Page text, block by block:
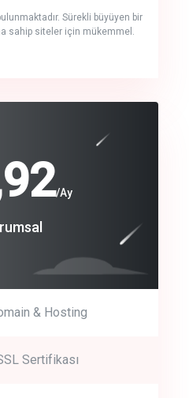
Sürekli büyüyen bir
sahip siteler için mükemmel.
costs
free trial no credit card
/Ay
& Hosting
Sertifikası
$